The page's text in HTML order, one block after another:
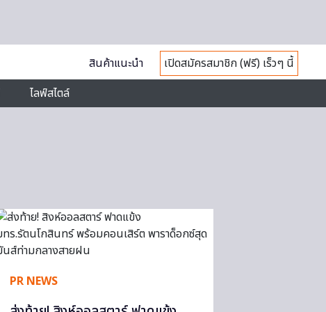
สินค้าแนะนำ
เปิดสมัครสมาชิก (ฟรี) เร็วๆ นี้
ไลฟ์สไตล์
PR NEWS